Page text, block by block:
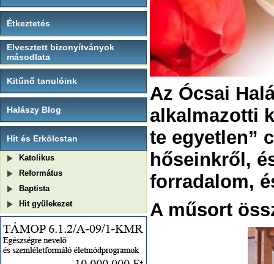
Étkeztetés
Elvesztett bizonyítványok
másodlata
Kitűnő tanulóink
Halászy Blog
Hit és Erkölcstan
Katolikus
Református
Baptista
Hit gyülekezet
Az Ócsai
alkalmazotti
te egyetlen”
hőseinkről,
forradalom,
A műsort